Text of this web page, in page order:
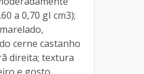
a 0,70 gI cm3);
cerne castanho
direita; textura
e gosto